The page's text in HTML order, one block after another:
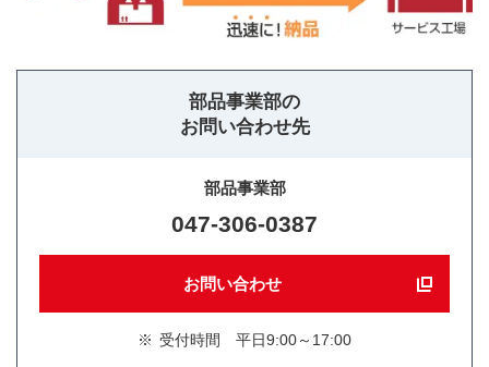
部品事業部の
お問い合わせ先
部品事業部
047-306-0387
お問い合わせ
※ 受付時間 平日9:00～17:00